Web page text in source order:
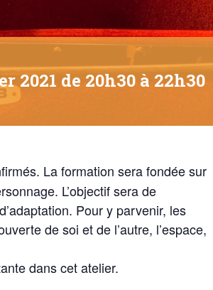
2021 de 20h30 à 22h30
La formation sera fondée sur
L’objectif sera de
Pour y parvenir, les
de soi et de l’autre, l’espace,
dans cet atelier.